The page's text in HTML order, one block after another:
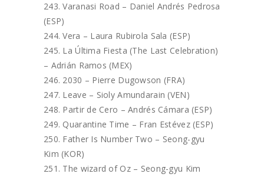
Varanasi Road – Daniel Andrés Pedrosa
(ESP)
Vera – Laura Rubirola Sala (ESP)
La Última Fiesta (The Last Celebration)
– Adrián Ramos (MEX)
2030 – Pierre Dugowson (FRA)
Leave – Sioly Amundarain (VEN)
Partir de Cero – Andrés Cámara (ESP)
Quarantine Time – Fran Estévez (ESP)
Father Is Number Two – Seong-gyu
Kim (KOR)
The wizard of Oz – Seong-gyu Kim